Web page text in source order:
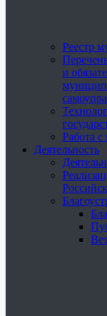
Реестр
и
Работа
Деятельность